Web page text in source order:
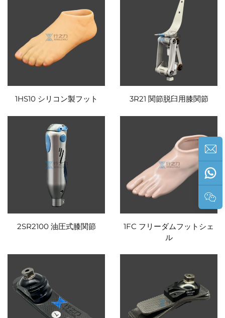
1HS10 シリコン製フット 3R21 関節脱臼用膝関節
2SR2100 油圧式膝関節
1FC フリーダムフットシェ
ル